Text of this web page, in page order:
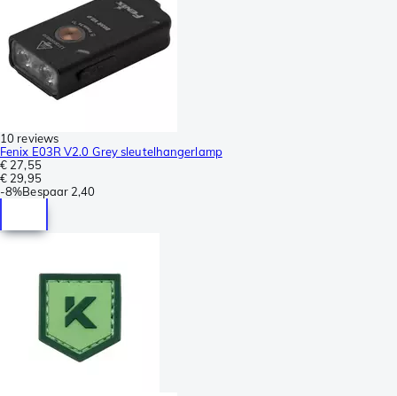
10 reviews
Fenix E03R V2.0 Grey sleutelhangerlamp
€ 27,55
€ 29,95
-8%Bespaar 2,40